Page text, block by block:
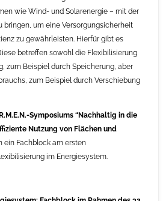
wie Wind- und Solarenergie – mit der
bringen, um eine Versorgungsicherheit
zu gewährleisten. Hierfür gibt es
betreffen sowohl die Flexibilisierung
zum Beispiel durch Speicherung, aber
zum Beispiel durch Verschiebung
Symposiums “Nachhaltig in die
Nutzung von Flächen und
ein Fachblock am ersten
im Energiesystem.